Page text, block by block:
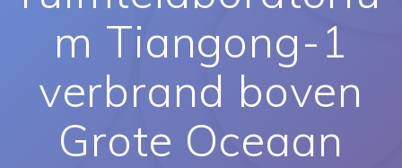
m Tiangong-1
verbrand boven
Grote Oceaan